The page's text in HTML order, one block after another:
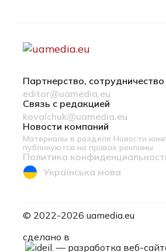
Партнерство, сотрудничество
editor@uamedia.eu
Связь с редакцией
kovalchuk@uamedia.eu
Новости компаний
Материалы в разделе Новости
публикуются на правах рекламы
Политика
Українська мова
© 2022-2026 uamedia.eu
сделано в